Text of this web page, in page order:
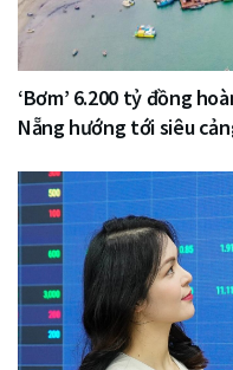
‘Bơm’ 6.200 tỷ đồng
Nẵng hướng tới siêu